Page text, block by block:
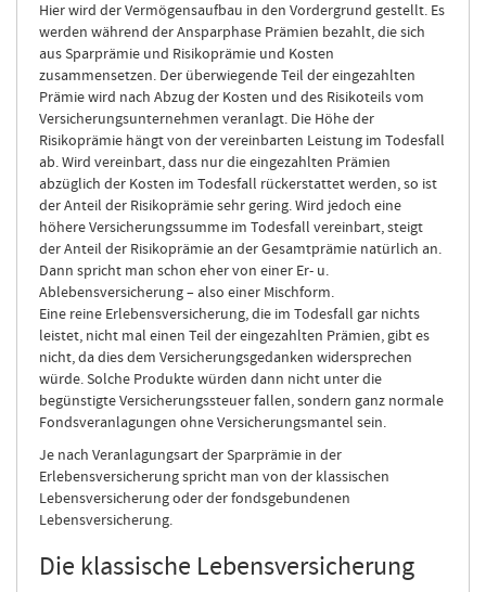
Hier wird der Vermögensaufbau in den Vordergrund gestellt. Es
werden während der Ansparphase Prämien bezahlt, die sich
aus Sparprämie und Risikoprämie und Kosten
zusammensetzen. Der überwiegende Teil der eingezahlten
Prämie wird nach Abzug der Kosten und des Risikoteils vom
Versicherungsunternehmen veranlagt. Die Höhe der
Risikoprämie hängt von der vereinbarten Leistung im Todesfall
ab. Wird vereinbart, dass nur die eingezahlten Prämien
abzüglich der Kosten im Todesfall rückerstattet werden, so ist
der Anteil der Risikoprämie sehr gering. Wird jedoch eine
höhere Versicherungssumme im Todesfall vereinbart, steigt
der Anteil der Risikoprämie an der Gesamtprämie natürlich an.
Dann spricht man schon eher von einer Er- u.
Ablebensversicherung – also einer Mischform.
Eine reine Erlebensversicherung, die im Todesfall gar nichts
leistet, nicht mal einen Teil der eingezahlten Prämien, gibt es
nicht, da dies dem Versicherungsgedanken widersprechen
würde. Solche Produkte würden dann nicht unter die
begünstigte Versicherungssteuer fallen, sondern ganz normale
Fondsveranlagungen ohne Versicherungsmantel sein.
Je nach Veranlagungsart der Sparprämie in der
Erlebensversicherung spricht man von der klassischen
Lebensversicherung oder der fondsgebundenen
Lebensversicherung.
Die klassische Lebensversicherung